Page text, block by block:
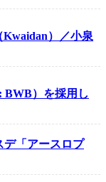
Kwaidan）／小泉
BWB）を採用し
デ「アースロプ